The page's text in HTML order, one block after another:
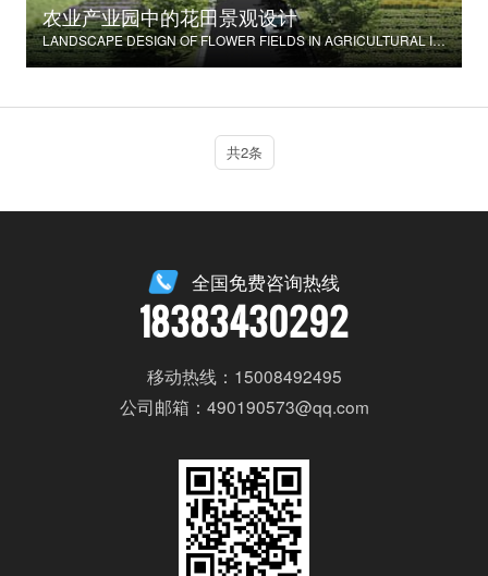
农业产业园中的花田景观设计
LANDSCAPE DESIGN OF FLOWER FIELDS IN AGRICULTURAL INDUSTRIAL PARK
共2条
全国免费咨询热线
18383430292
移动热线：15008492495
公司邮箱：490190573@qq.com